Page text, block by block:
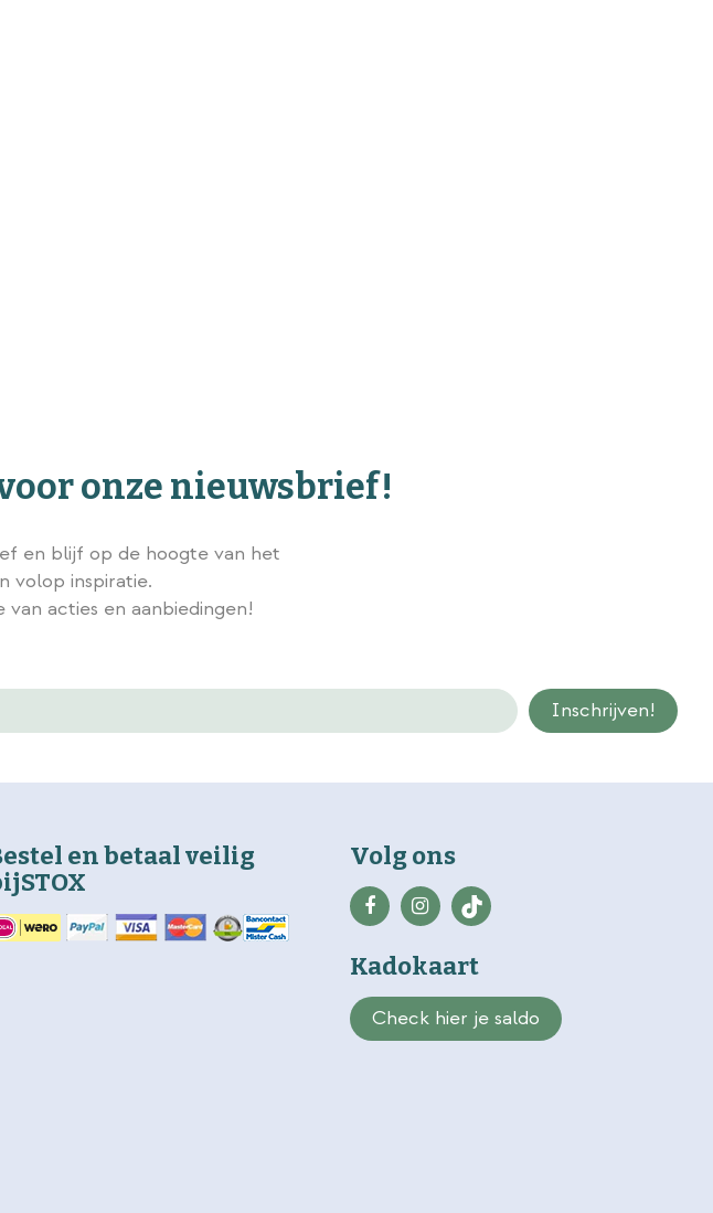
onze nieuwsbrief!
en blijf op de hoogte van het
volop inspiratie.
acties en aanbiedingen!
en betaal veilig
Volg ons
Kadokaart
Check hier je saldo